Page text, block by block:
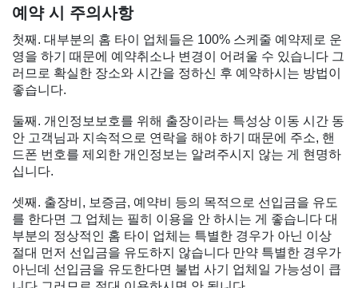
예약 시 주의사항
첫째. 대부분의 홈 타이 업체들은 100% 스케줄 예약제로 운
영을 하기 때문에 예약취소나 변경이 어려울 수 있습니다 그
러므로 확실한 장소와 시간을 정하신 후 예약하시는 방법이
좋습니다.
둘째. 개인정보보호를 위해 출장이라는 특성상 이동 시간 동
안 고객님과 지속적으로 연락을 해야 하기 때문에 주소, 핸
드폰 번호를 제외한 개인정보는 알려주시지 않는 게 현명하
십니다.
셋째. 출장비, 보증금, 예약비 등의 목적으로 선입금을 유도
를 한다면 그 업체는 필히 이용을 안 하시는 게 좋습니다 대
부분의 정상적인 홈 타이 업체는 특별한 경우가 아닌 이상
절대 먼저 선입금을 유도하지 않습니다 만약 특별한 경우가
아닌데 선입금을 유도한다면 불법 사기 업체일 가능성이 큽